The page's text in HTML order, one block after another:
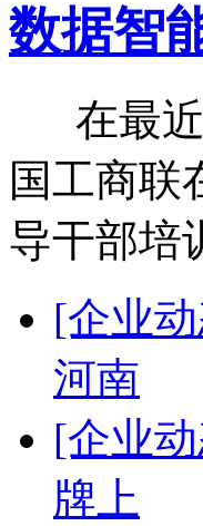
数据智
在最近
国工商联
导干部培
[企业
河南
[企业
牌上